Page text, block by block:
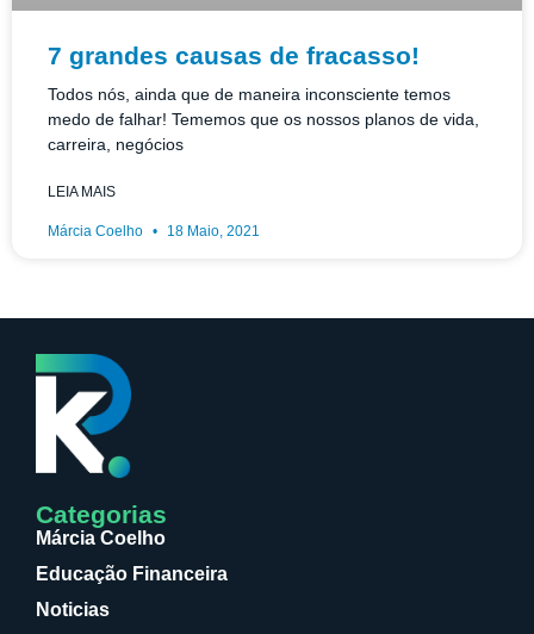
7 grandes causas de fracasso!
Todos nós, ainda que de maneira inconsciente temos
medo de falhar! Tememos que os nossos planos de vida,
carreira, negócios
LEIA MAIS
Márcia Coelho 18 Maio, 2021
Categorias
Márcia Coelho
Educação Financeira
Noticias